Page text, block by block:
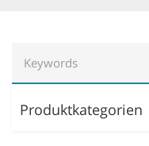
Produktkategorien